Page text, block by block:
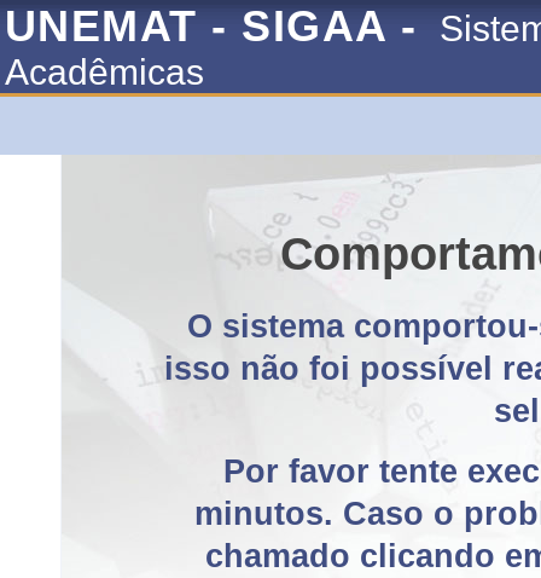
UNEMAT - SIGAA -
Acadêmicas
O sistema
isso não foi possível
Por favor tente
minutos. Caso o
chamado clicando